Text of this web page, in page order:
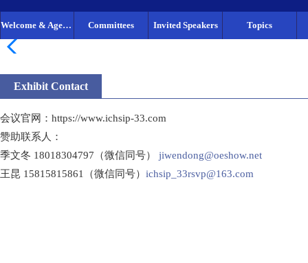
Welcome & Agenda Committees Invited Speakers Topics
Exhibit Contact
会议官网：https://www.ichsip-33.com
赞助联系人：
季文冬 18018304797（微信同号） jiwendong@oeshow.net
王昆 15815815861（微信同号） ichsip_33rsvp@163.com